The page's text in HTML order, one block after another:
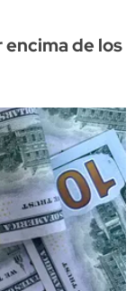
de los